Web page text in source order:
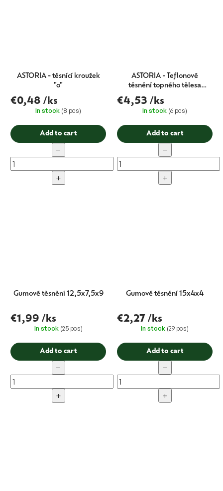
ASTORIA - těsnící kroužek
"o"
€0,48 /ks
In stock (8 pcs)
Add to cart
−
+
ASTORIA - Teflonové
těsnění topného tělesa
boileru 58x43x2
€4,53 /ks
In stock (6 pcs)
Add to cart
−
+
Gumové těsnění 12,5x7,5x9
€1,99 /ks
In stock (25 pcs)
Add to cart
−
+
Gumové těsnění 15x4x4
€2,27 /ks
In stock (29 pcs)
Add to cart
−
+